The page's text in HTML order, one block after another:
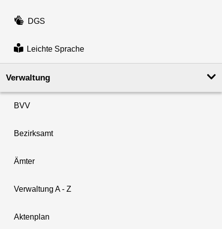
DGS
Leichte Sprache
Verwaltung
BVV
Bezirksamt
Ämter
Verwaltung A - Z
Aktenplan